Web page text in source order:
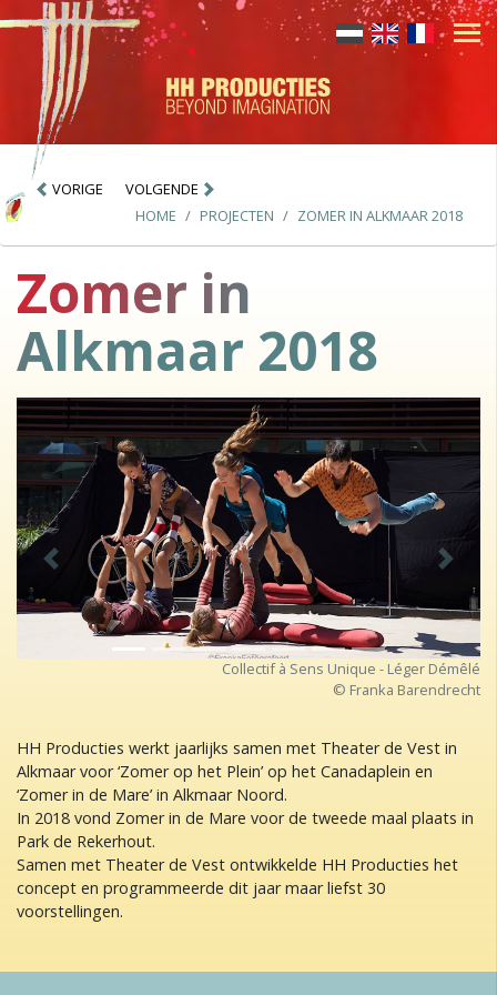
VORIGE
VOLGENDE
HOME
PROJECTEN ZOMER IN ALKMAAR 2018
Zomer in
Alkmaar 2018
Collectif à Sens Unique - Léger Démêlé
© Franka Barendrecht
Previous Next
HH Producties werkt jaarlijks samen met Theater de Vest in
Alkmaar voor ‘Zomer op het Plein’ op het Canadaplein en
‘Zomer in de Mare’ in Alkmaar Noord.
In 2018 vond Zomer in de Mare voor de tweede maal plaats in
Park de Rekerhout.
Samen met Theater de Vest ontwikkelde HH Producties het
concept en programmeerde dit jaar maar liefst 30
voorstellingen.